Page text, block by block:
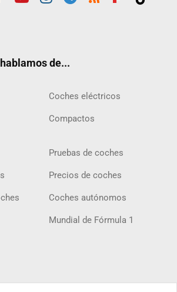
de...
Coches eléctricos
Compactos
Pruebas de coches
Precios de coches
Coches autónomos
Mundial de Fórmula 1